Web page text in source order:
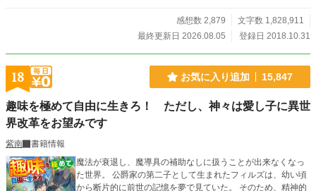
感想数 2,879
文字数 1,828,911
最終更新日 2026.08.05
登録日 2018.10.31
18 お気に入り追加 15,847
趣味を極めて自由に生きろ！ ただし、神々は愛し子に異世
界改革をお望みです
紫南
書籍情報
魔法が衰退し、魔導具の補助なしに扱うことが出来なくなっ
た世界。 公爵家の第二子として生まれたフィルズは、幼い頃
から断片的に前世の記憶を夢で見ていた。 そのため、精神的